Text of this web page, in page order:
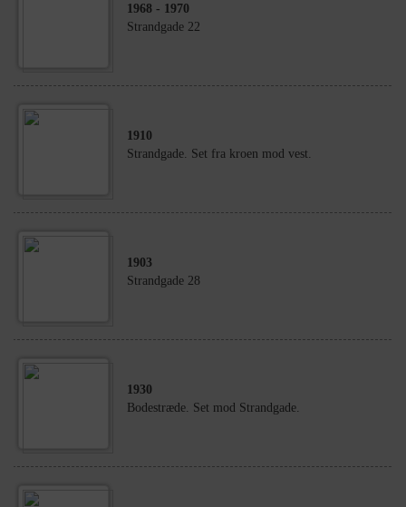
1968 - 1970
Strandgade 22
1910
Strandgade. Set fra kroen mod vest.
1903
Strandgade 28
1930
Bodestræde. Set mod Strandgade.